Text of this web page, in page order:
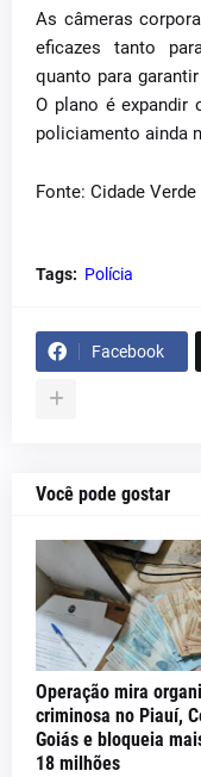
As câmeras
eficazes tanto
quanto para
O plano é expandir
policiamento ainda
Fonte: Cidade Verde
Tags: Polícia
Facebook
Você pode gostar
Operação mira
criminosa no Piauí,
Goiás e bloqueia
18 milhões